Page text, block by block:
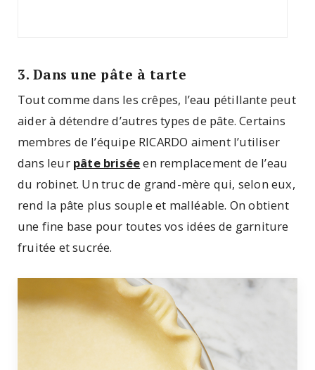
3. Dans une pâte à tarte
Tout comme dans les crêpes, l’eau pétillante peut
aider à détendre d’autres types de pâte. Certains
membres de l’équipe RICARDO aiment l’utiliser
dans leur pâte briséeen remplacement de l’eau
du robinet. Un truc de grand-mère qui, selon eux,
rend la pâte plus souple et malléable. On obtient
une fine base pour toutes vos idées de garniture
fruitée et sucrée.